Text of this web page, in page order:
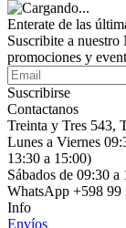
Enterate de las
Suscribite a nuestro
promociones y
Suscribirse
Contactanos
Treinta y Tres 543,
Lunes a Viernes
13:30 a 15:00)
Sábados de 09:30 a
WhatsApp +598 99
Info
Envíos